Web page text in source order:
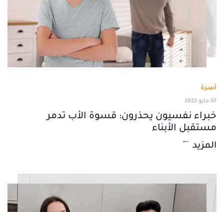
أسرة
07 مايو 2022
خبراء نفسيون يحذرون: قسوة الأب تدمر
مستقبل الأبناء
المزيد